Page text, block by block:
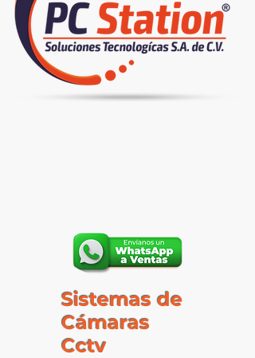
Sistemas de
Cámaras
Cctv